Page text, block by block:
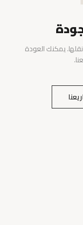
يمكنك العودة